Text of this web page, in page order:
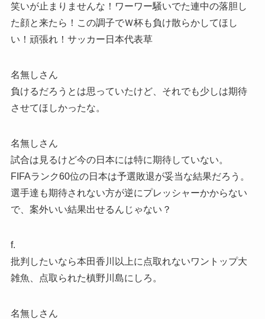
笑いが止まりませんな！ワーワー騒いでた連中の落胆し
た顔と来たら！この調子でＷ杯も負け散らかしてほし
い！頑張れ！サッカー日本代表草
名無しさん
負けるだろうとは思っていたけど、それでも少しは期待
させてほしかったな。
名無しさん
試合は見るけど今の日本には特に期待していない。
FIFAランク60位の日本は予選敗退が妥当な結果だろう。
選手達も期待されない方が逆にプレッシャーかからない
で、案外いい結果出せるんじゃない？
f.
批判したいなら本田香川以上に点取れないワントップ大
雑魚、点取られた槙野川島にしろ。
名無しさん